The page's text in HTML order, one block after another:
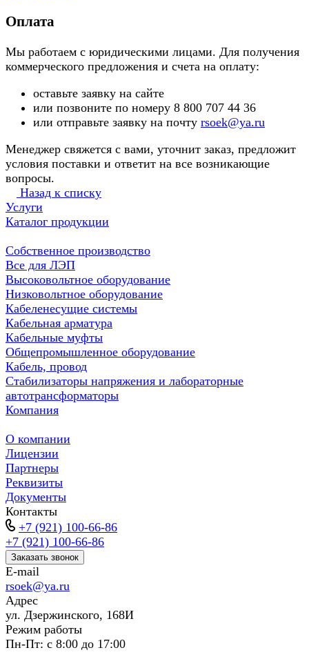
Оплата
Мы работаем с юридическими лицами. Для получения
коммерческого предложения и счета на оплату:
оставьте заявку на сайте
или позвоните по номеру 8 800 707 44 36
или отправьте заявку на почту rsoek@ya.ru
Менеджер свяжется с вами, уточнит заказ, предложит
условия поставки и ответит на все возникающие
вопросы.
Назад к списку
Услуги
Каталог продукции
Собственное производство
Все для ЛЭП
Высоковольтное оборудование
Низковольтное оборудование
Кабеленесущие системы
Кабельная арматура
Кабельные муфты
Общепромышленное оборудование
Кабель, провод
Стабилизаторы напряжения и лабораторные
автотрансформаторы
Компания
О компании
Лицензии
Партнеры
Реквизиты
Документы
Контакты
+7 (921) 100-66-86
+7 (921) 100-66-86
Заказать звонок
E-mail
rsoek@ya.ru
Адрес
ул. Дзержинского, 168И
Режим работы
Пн-Пт: с 8:00 до 17:00